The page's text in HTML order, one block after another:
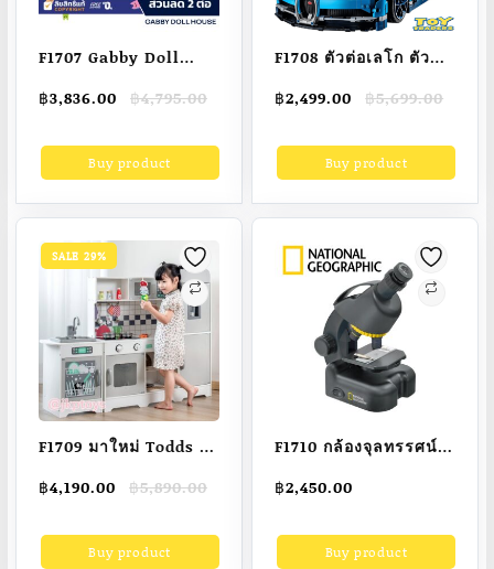
F1707 Gabby Doll
House ตุ๊กตาเด็กหญิง
฿4,795.00
Original
was:
฿4,795.00.
฿3,836.00
Current
is:
฿3,836.00.Buy product
F1708 ตัวต่อเลโก ตัวต่อ
Bujiadi (3599ชิ้น) ส่ง
฿5,699.00
Original
was:
฿5,699.00.
฿2,499.00
Current
is:
฿2,499.00.Buy product
SALE 29%
F1709 มาใหม่ Todds &
Toys ชุดครัว ตู้เย็น สูง
อบ อ่างล้างจาน มีเสียง
฿5,890.00
Original
was:
฿5,890.00.
฿4,190.00
Current
is:
฿4,190.00.Buy product
F1710 กล้องจุลทรรศน์
รุ่น 640X
฿2,450.00
Buy product